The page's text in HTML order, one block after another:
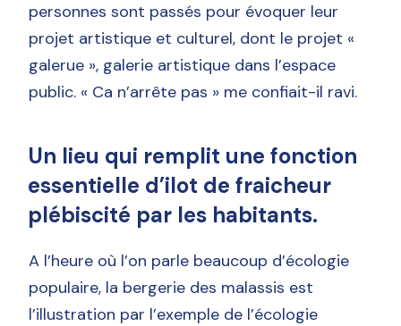
personnes sont passés pour évoquer leur
projet artistique et culturel, dont le projet «
galerue », galerie artistique dans l’espace
public. « Ca n’arrête pas » me confiait-il ravi.
Un lieu qui remplit une fonction
essentielle d’ilot de fraicheur
plébiscité par les habitants.
A l’heure où l’on parle beaucoup d’écologie
populaire, la bergerie des malassis est
l’illustration par l’exemple de l’écologie